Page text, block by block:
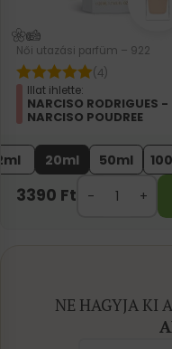
Női utazási parfüm – 922
(4)
Illat ihlette:
NARCISO RODRIGUES -
NARCISO POUDREE
20ml 50ml
3390 Ft
NE HAGYJA KI